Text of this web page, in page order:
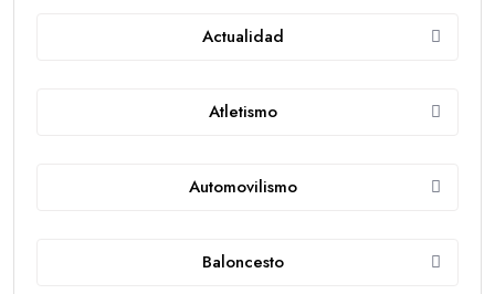
Actualidad
Atletismo
Automovilismo
Baloncesto